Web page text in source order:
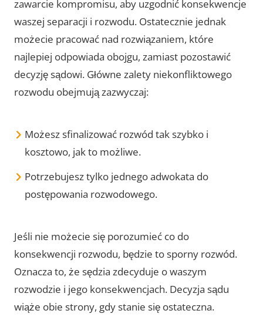
zawarcie kompromisu, aby uzgodnić konsekwencje
waszej separacji i rozwodu. Ostatecznie jednak
możecie pracować nad rozwiązaniem, które
najlepiej odpowiada obojgu, zamiast pozostawić
decyzję sądowi. Główne zalety niekonfliktowego
rozwodu obejmują zazwyczaj:
Możesz sfinalizować rozwód tak szybko i
kosztowo, jak to możliwe.
Potrzebujesz tylko jednego adwokata do
postępowania rozwodowego.
Jeśli nie możecie się porozumieć co do
konsekwencji rozwodu, będzie to sporny rozwód.
Oznacza to, że sędzia zdecyduje o waszym
rozwodzie i jego konsekwencjach. Decyzja sądu
wiąże obie strony, gdy stanie się ostateczna.